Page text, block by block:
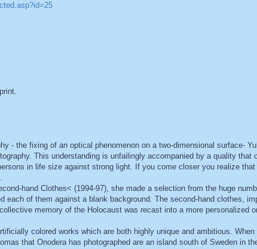
- the fixing of an optical phenomenon on a two-dimensional surface-
This understanding is unfailingly accompanied by a quality that
in life size against strong light. If you come closer you realize
hand Clothes< (1994-97), she made a selection from the huge
each of them against a blank background. The second-hand clothes,
memory of the Holocaust was recast into a more personalized
colored works which are both highly unique and ambitious.
that Onodera has photographed are an island south of Sweden in